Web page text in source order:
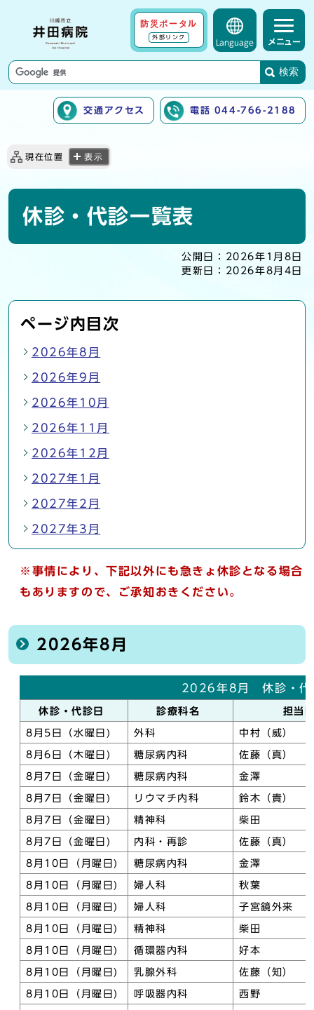
防災ポータル
外部リンク
Language メニュー
検索
交通アクセス 電話 044-766-2188
現在位置 表示
休診・代診一覧表
公開日：
2026年1月8日
更新日：
2026年8月4日
ページ内目次
2026年8月
2026年9月
2026年10月
2026年11月
2026年12月
2027年1月
2027年2月
2027年3月
※事情により、下記以外にも急きょ休診となる場合
もありますので、ご承知おきください。
2026年8月
2026年8月 休診・代
休診・代診日 診療科名 担当
8月5日（水曜日) 外科 中村（威）
8月6日（木曜日) 糖尿病内科 佐藤（真）
8月7日（金曜日) 糖尿病内科 金澤
8月7日（金曜日) リウマチ内科 鈴木（貴）
8月7日（金曜日) 精神科 柴田
8月7日（金曜日) 内科・再診 佐藤（真）
8月10日（月曜日) 糖尿病内科 金澤
8月10日（月曜日) 婦人科 秋葉
8月10日（月曜日) 婦人科 子宮鏡外来
8月10日（月曜日) 精神科 柴田
8月10日（月曜日) 循環器内科 好本
8月10日（月曜日) 乳腺外科 佐藤（知）
8月10日（月曜日) 呼吸器内科 西野